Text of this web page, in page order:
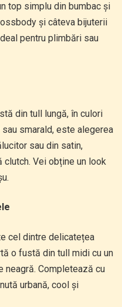
top simplu din bumbac și
și câteva bijuterii
pentru plimbări sau
din tull lungă, în culori
smarald, este alegerea
sau din satin,
clutch. Vei obține un look
cel dintre delicatețea
o fustă din tull midi cu un
neagră. Completează cu
urbană, cool și